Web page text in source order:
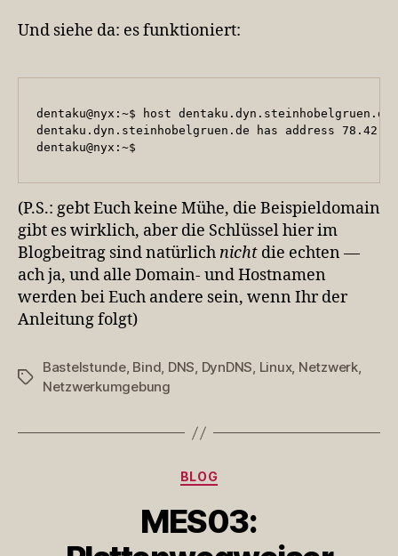
Und siehe da: es funktioniert:
dentaku@nyx:~$ host dentaku.dyn.steinhobelgruen.de
dentaku.dyn.steinhobelgruen.de has address
dentaku@nyx:~$
(P.S.: gebt Euch keine Mühe, die Beispieldomain
gibt es wirklich, aber die Schlüssel hier im
Blogbeitrag sind natürlich nicht die echten —
ach ja, und alle Domain- und Hostnamen
werden bei Euch andere sein, wenn Ihr der
Anleitung folgt)
Schlagwörter
Bastelstunde, Bind, DNS, DynDNS, Linux, Netzwerk,
Netzwerkumgebung
Kategorien
BLOG
MES03: